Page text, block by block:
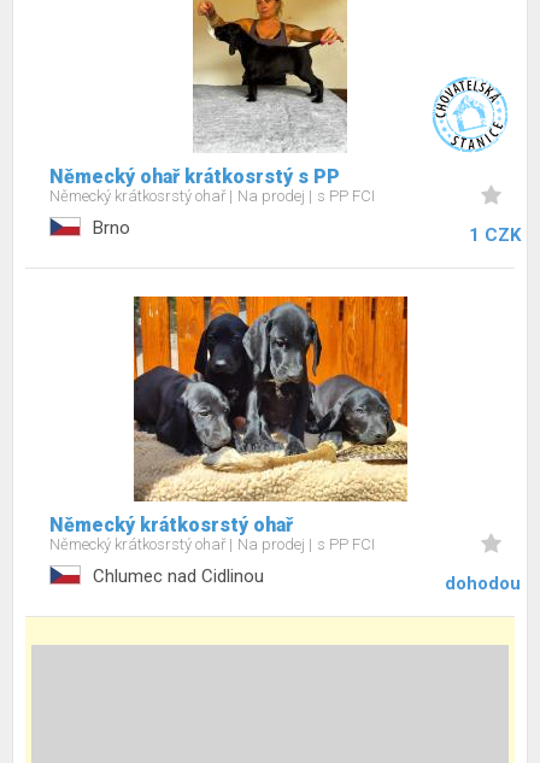
Německý ohař krátkosrstý s PP
Německý krátkosrstý ohař Na prodej s PP FCI
Brno 1 CZK
Německý krátkosrstý ohař
Německý krátkosrstý ohař Na prodej s PP FCI
Chlumec nad Cidlinou dohodou